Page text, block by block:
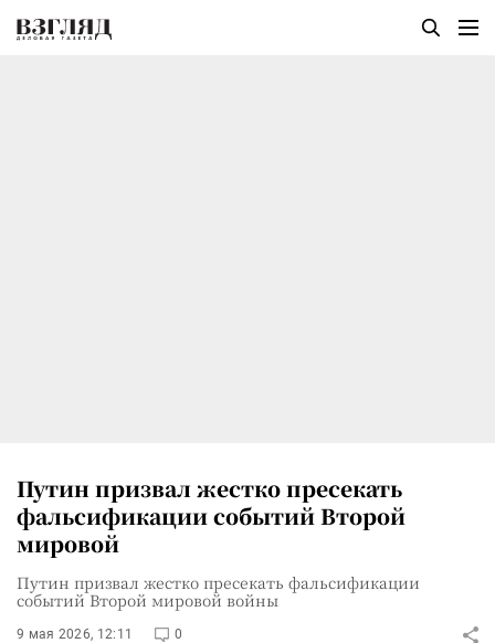
Путин призвал жестко пресекать
фальсификации событий Второй
мировой
Путин призвал жестко пресекать фальсификации
событий Второй мировой войны
9 мая 2026, 12:11 0